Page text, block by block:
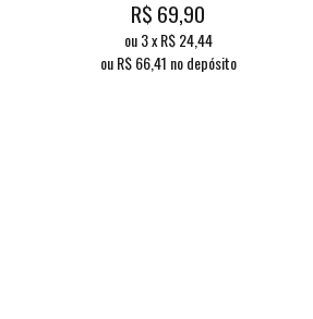
R$ 69,90
ou3x R$24,44
ou R$66,41 no depósito